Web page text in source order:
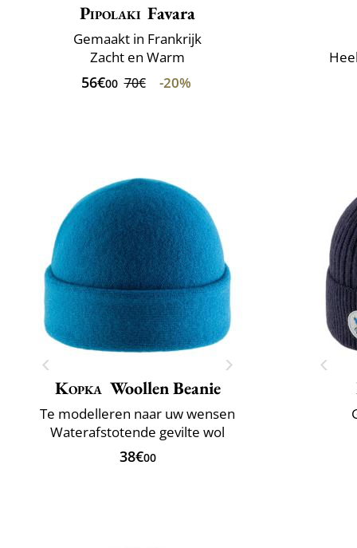
Pipolaki Favara
Gemaakt in Frankrijk
Zacht en Warm
56€00 70€ -20%
Kopka Woollen Beanie
Te modelleren naar uw wensen
Waterafstotende gevilte wol
38€00